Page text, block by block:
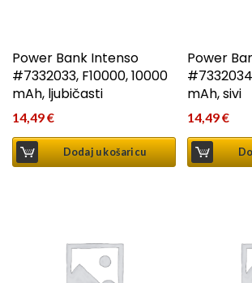
Power Bank Intenso
#7332033, F10000, 10000
mAh, ljubičasti
14,49€
Dodaj u košaricu
Power
mAh, sivi
14,49€